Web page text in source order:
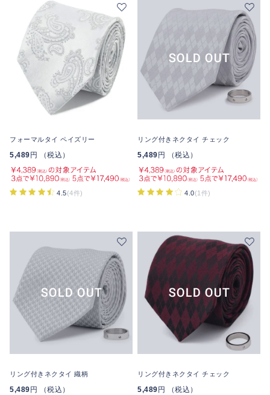
フォーマルタイ ペイズリー
5,489 円 （税込）
4.5(4件)
リング付きネクタイ チェック
5,489 円 （税込）
4.0(1件)
リング付きネクタイ 織柄
5,489 円 （税込）
リング付きネクタイ チェック
5,489 円 （税込）